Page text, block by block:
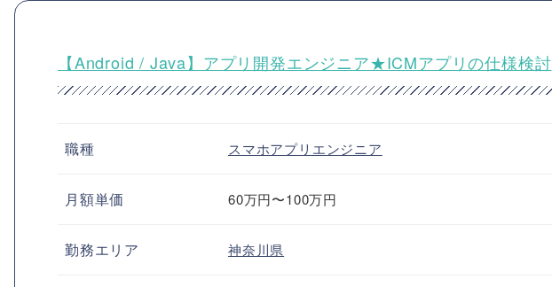
【Android / Java】アプリ開発エンジニア★ICMアプリの仕様検討
職種 スマホアプリエンジニア
月額単価 60万円〜100万円
勤務エリア 神奈川県